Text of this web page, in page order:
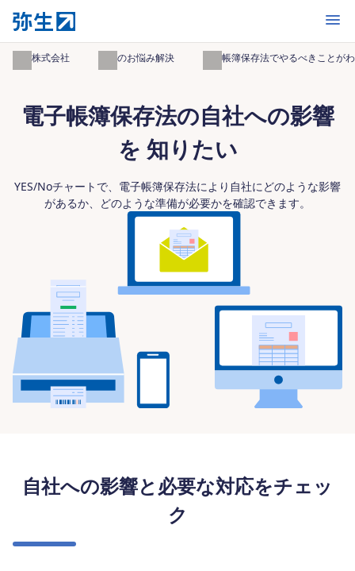
開く
弥生株式会社 事業のお悩み解決 電子帳簿保存法でやるべきことが
電子帳簿保存法の自社への影響
を 知りたい
YES/Noチャートで、電子帳簿保存法により自社にどのような影響
があるか、どのような準備が必要かを確認できます。
自社への影響と必要な対応をチェッ
ク